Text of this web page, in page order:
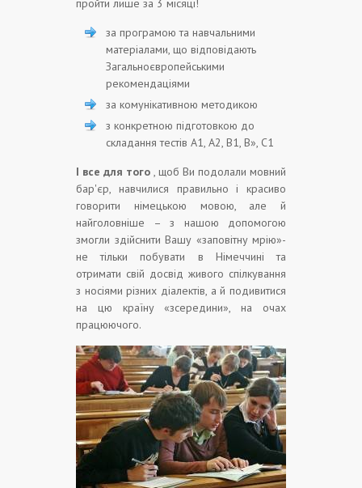
пройти лише за 3 місяці!
за програмою та навчальними
матеріалами, що відповідають
Загальноєвропейськими
рекомендаціями
за комунікативною методикою
з конкретною підготовкою до
складання тестів А1, А2, В1, В», С1
І все для того , щоб Ви подолали мовний
бар'єр, навчилися правильно і красиво
говорити німецькою мовою, але й
найголовніше – з нашою допомогою
змогли здійснити Вашу «заповітну мрію»-
не тільки побувати в Німеччині та
отримати свій досвід живого спілкування
з носіями різних діалектів, а й подивитися
на цю країну «зсередини», на очах
працюючого.